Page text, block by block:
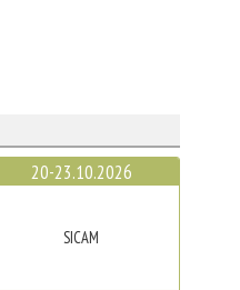
20-23.10.2026
SICAM